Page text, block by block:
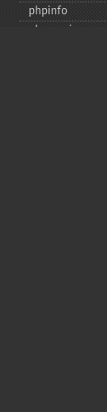
phpinfo
phpversion